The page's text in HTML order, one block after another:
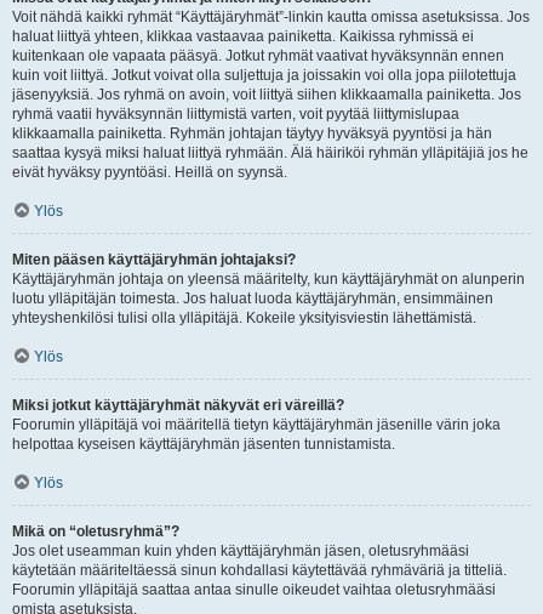
Voit nähdä kaikki ryhmät “Käyttäjäryhmät”-linkin kautta omissa asetuksissa. Jos
haluat liittyä yhteen, klikkaa vastaavaa painiketta. Kaikissa ryhmissä ei
kuitenkaan ole vapaata pääsyä. Jotkut ryhmät vaativat hyväksynnän ennen
kuin voit liittyä. Jotkut voivat olla suljettuja ja joissakin voi olla jopa piilotettuja
jäsenyyksiä. Jos ryhmä on avoin, voit liittyä siihen klikkaamalla painiketta. Jos
ryhmä vaatii hyväksynnän liittymistä varten, voit pyytää liittymislupaa
klikkaamalla painiketta. Ryhmän johtajan täytyy hyväksyä pyyntösi ja hän
saattaa kysyä miksi haluat liittyä ryhmään. Älä häiriköi ryhmän ylläpitäjiä jos he
eivät hyväksy pyyntöäsi. Heillä on syynsä.
Ylös
Miten pääsen käyttäjäryhmän johtajaksi?
Käyttäjäryhmän johtaja on yleensä määritelty, kun käyttäjäryhmät on alunperin
luotu ylläpitäjän toimesta. Jos haluat luoda käyttäjäryhmän, ensimmäinen
yhteyshenkilösi tulisi olla ylläpitäjä. Kokeile yksityisviestin lähettämistä.
Ylös
Miksi jotkut käyttäjäryhmät näkyvät eri väreillä?
Foorumin ylläpitäjä voi määritellä tietyn käyttäjäryhmän jäsenille värin joka
helpottaa kyseisen käyttäjäryhmän jäsenten tunnistamista.
Ylös
Mikä on “oletusryhmä”?
Jos olet useamman kuin yhden käyttäjäryhmän jäsen, oletusryhmääsi
käytetään määriteltäessä sinun kohdallasi käytettävää ryhmäväriä ja titteliä.
Foorumin ylläpitäjä saattaa antaa sinulle oikeudet vaihtaa oletusryhmääsi
omista asetuksista.